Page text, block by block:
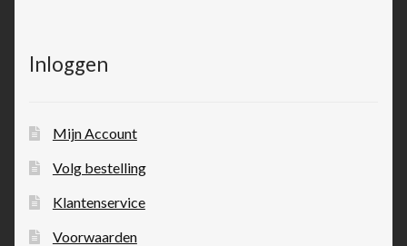
Inloggen
Mijn Account
Volg bestelling
Klantenservice
Voorwaarden